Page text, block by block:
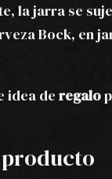
la jarra se
Bock, en
idea deregalo